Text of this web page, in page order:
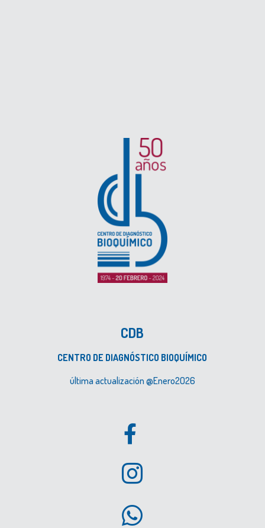
CDB
CENTRO DE DIAGNÓSTICO BIOQUÍMICO
última actualización @Enero2O26


